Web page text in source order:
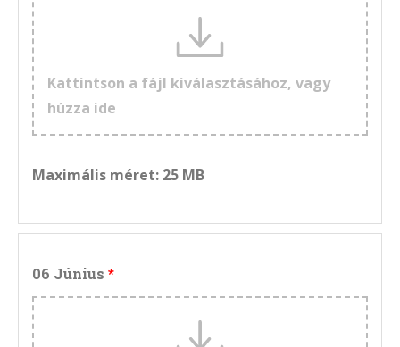
Kattintson a fájl kiválasztásához, vagy
húzza ide
Maximális méret: 25 MB
06 Június